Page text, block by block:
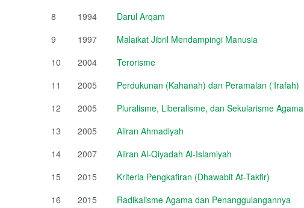
8
1994
Darul Arqam
9
1997
Malaikat Jibril Mendampingi Manusia
10
2004
Terorisme
11
2005
Perdukunan (Kahanah) dan Peramalan (‘Irafah)
12
2005
Pluralisme, Liberalisme, dan Sekularisme Agama
13
2005
Aliran Ahmadiyah
14
2007
Aliran Al-Qiyadah Al-Islamiyah
15
2015
Kriteria Pengkafiran (Dhawabit At-Takfir)
16
2015
Radikalisme Agama dan Penanggulangannya